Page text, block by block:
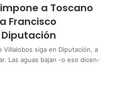
a Toscano
Francisco
Villalobos siga en Diputación, a
Las aguas bajan -o eso dicen-